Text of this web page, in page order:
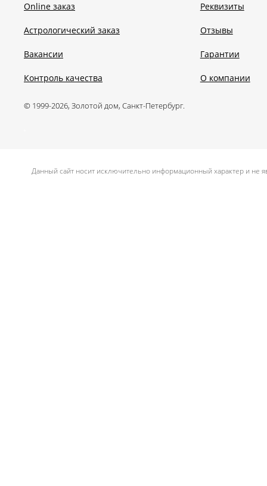
Online заказ
Астрологический заказ
Вакансии
Контроль качества
Реквизиты
Отзывы
Гарантии
О компании
© 1999-2026, Золотой дом, Санкт-Петербург.
Данный сайт носит исключительно информационный характер и не